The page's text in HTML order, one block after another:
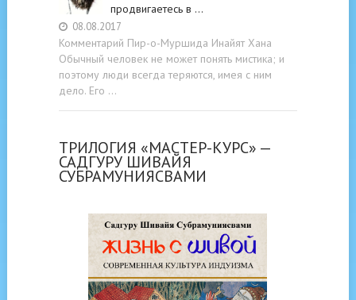
продвигаетесь в …
08.08.2017
Комментарий Пир-о-Муршида Инайят Хана
Обычный человек не может понять мистика; и
поэтому люди всегда теряются, имея с ним
дело. Его …
ТРИЛОГИЯ «МАСТЕР-КУРС» —
САДГУРУ ШИВАЙЯ
СУБРАМУНИЯСВАМИ